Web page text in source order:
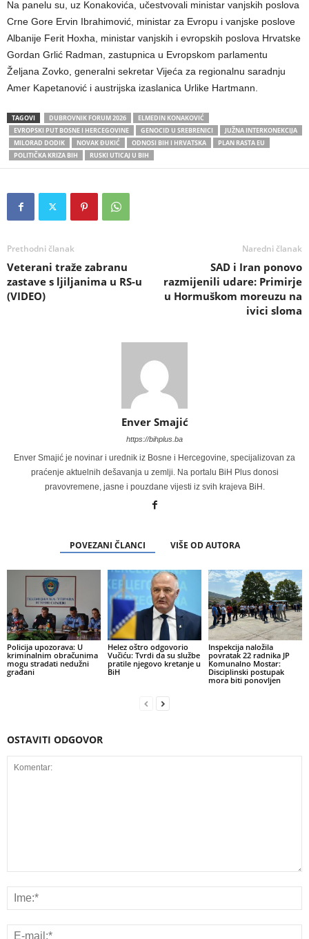
Na panelu su, uz Konakovića, učestvovali ministar vanjskih poslova
Crne Gore Ervin Ibrahimović, ministar za Evropu i vanjske poslove
Albanije Ferit Hoxha, ministar vanjskih i evropskih poslova Hrvatske
Gordan Grlić Radman, zastupnica u Evropskom parlamentu
Željana Zovko, generalni sekretar Vijeća za regionalnu saradnju
Amer Kapetanović i austrijska izaslanica Urlike Hartmann.
TAGOVI DUBROVNIK FORUM 2026
ELMEDIN KONAKOVIĆ
EVROPSKI PUT BOSNE I HERCEGOVINE
GENOCID U SREBRENICI
JUŽNA INTERKONEKCIJA
MILORAD DODIK
NOVAK ĐUKIĆ ODNOSI BIH I HRVATSKA
PLAN RASTA EU
POLITIČKA KRIZA BIH
RUSKI UTICAJ U BIH
Prethodni članak
Veterani traže zabranu
zastave s ljiljanima u RS-u
(VIDEO)
Naredni članak
SAD i Iran ponovo
razmijenili udare: Primirje
u Hormuškom moreuzu na
ivici sloma
Enver Smajić
https://bihplus.ba
Enver Smajić je novinar i urednik iz Bosne i Hercegovine, specijalizovan za
praćenje aktuelnih dešavanja u zemlji. Na portalu BiH Plus donosi
pravovremene, jasne i pouzdane vijesti iz svih krajeva BiH.
POVEZANI ČLANCI VIŠE OD AUTORA
Policija upozorava: U
kriminalnim obračunima
mogu stradati nedužni
građani
Helez oštro odgovorio
Vučiću: Tvrdi da su službe
pratile njegovo kretanje u
BiH
Inspekcija naložila
povratak 22 radnika JP
Komunalno Mostar:
Disciplinski postupak
mora biti ponovljen
OSTAVITI ODGOVOR